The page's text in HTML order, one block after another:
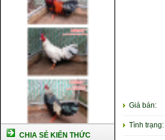
CHIA SẺ KIẾN THỨC
Cách nuôi gà chế độ đá c1
Cách nuôi gà đông tảo thuần
chủng
Kỹ thuật nuôi gà con mới nở
Hướng dẫn nuôi gà đá
Giá bán:
Tình trạng: